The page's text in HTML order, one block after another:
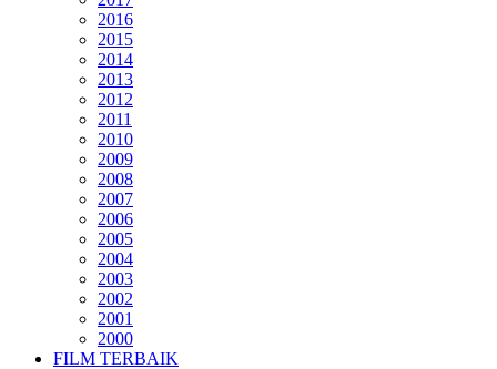
2016
2015
2014
2013
2012
2011
2010
2009
2008
2007
2006
2005
2004
2003
2002
2001
2000
FILM TERBAIK